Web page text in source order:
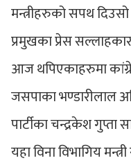
मन्त्रीहरुको सपथ
प्रमुखका प्रेस
आज थपिएकाहरुमा
जसपाका भण्डारीलाल
पार्टीका चन्द्रकेश गुप्ता
यहा विना विभागिय